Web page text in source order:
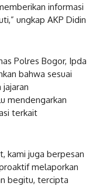
informasi
ungkap AKP Didin
Polres Bogor, Ipda
bahwa sesuai
jajaran
mendengarkan
terkait
kami juga berpesan
melaporkan
begitu, tercipta